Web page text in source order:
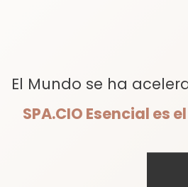
El Mundo se ha
SPA.CIO Esencial